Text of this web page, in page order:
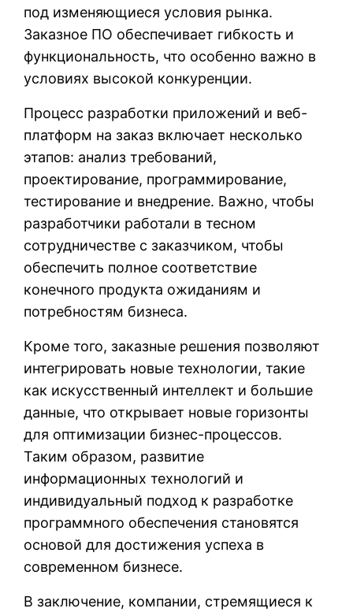
под изменяющиеся условия рынка.
Заказное ПО обеспечивает гибкость и
функциональность, что особенно важно в
условиях высокой конкуренции.
Процесс разработки приложений и веб-
платформ на заказ включает несколько
этапов: анализ требований,
проектирование, программирование,
тестирование и внедрение. Важно, чтобы
разработчики работали в тесном
сотрудничестве с заказчиком, чтобы
обеспечить полное соответствие
конечного продукта ожиданиям и
потребностям бизнеса.
Кроме того, заказные решения позволяют
интегрировать новые технологии, такие
как искусственный интеллект и большие
данные, что открывает новые горизонты
для оптимизации бизнес-процессов.
Таким образом, развитие
информационных технологий и
индивидуальный подход к разработке
программного обеспечения становятся
основой для достижения успеха в
современном бизнесе.
В заключение, компании, стремящиеся к